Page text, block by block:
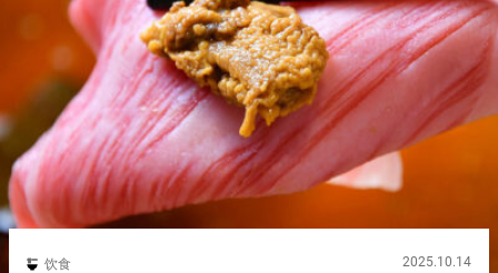
饮食 2025.10.14